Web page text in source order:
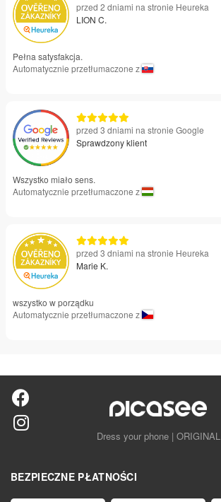
przed 2 dniami na stronie Heureka
LION C.
Pełna satysfakcja.
Automatycznie przetłumaczone z
przed 3 dniami na stronie Google
Sprawdzony klient
Wszystko miało sens.
Automatycznie przetłumaczone z
przed 3 dniami na stronie Heureka
Marie K.
wszystko w porządku
Automatycznie przetłumaczone z
Dress your phone | ORIGINAL
BEZPIECZNE PŁATNOŚCI